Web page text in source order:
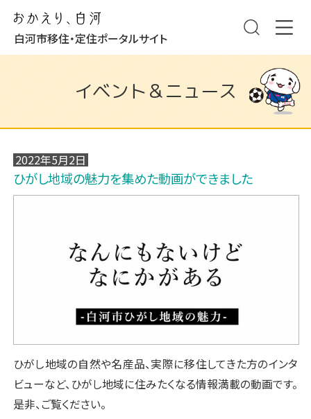
白河市移住・定住ポータルサイト
イベント＆ニュース
2022年5月2日
ひがし地域の魅力を集めた動画ができました
ひがし地域の自然や名産品、実際に移住してきた方のインタ
ビューなど、ひがし地域に住みたくなる情報満載の動画です。
是非、ご覧ください。